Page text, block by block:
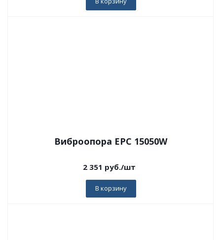
Виброопора EPC 15050W
2 351 руб./шт
В корзину